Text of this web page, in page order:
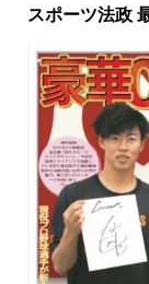
スポーツ法政